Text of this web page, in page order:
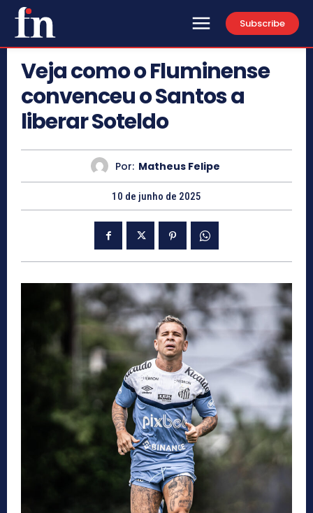
Subscribe
Veja como o Fluminense
convenceu o Santos a
liberar Soteldo
Por: Matheus Felipe
10 de junho de 2025